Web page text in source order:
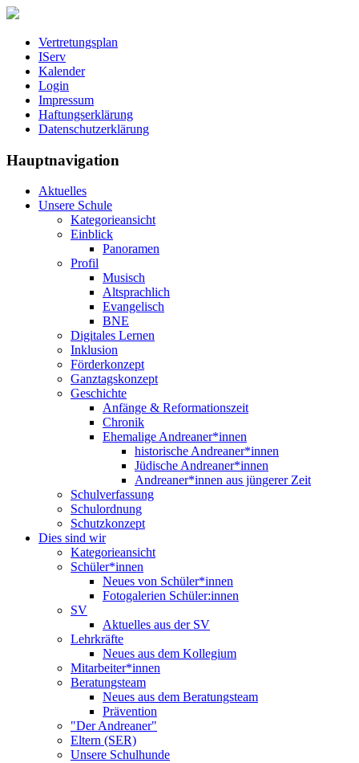
Vertretungsplan
IServ
Kalender
Login
Impressum
Haftungserklärung
Datenschutzerklärung
Hauptnavigation
Aktuelles
Unsere Schule
Kategorieansicht
Einblick
Panoramen
Profil
Musisch
Altsprachlich
Evangelisch
BNE
Digitales Lernen
Inklusion
Förderkonzept
Ganztagskonzept
Geschichte
Anfänge & Reformationszeit
Chronik
Ehemalige Andreaner*innen
historische Andreaner*innen
Jüdische Andreaner*innen
Andreaner*innen aus jüngerer Zeit
Schulverfassung
Schulordnung
Schutzkonzept
Dies sind wir
Kategorieansicht
Schüler*innen
Neues von Schüler*innen
Fotogalerien Schüler:innen
SV
Aktuelles aus der SV
Lehrkräfte
Neues aus dem Kollegium
Mitarbeiter*innen
Beratungsteam
Neues aus dem Beratungsteam
Prävention
"Der Andreaner"
Eltern (SER)
Unsere Schulhunde